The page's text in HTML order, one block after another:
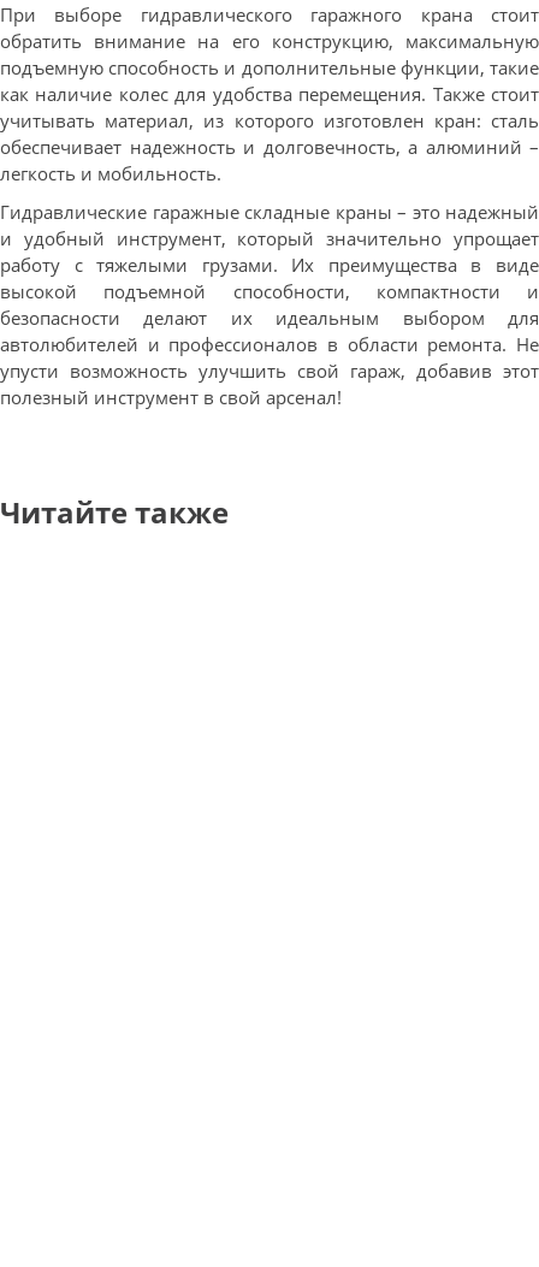
При выборе гидравлического гаражного крана стоит
обратить внимание на его конструкцию, максимальную
подъемную способность и дополнительные функции, такие
как наличие колес для удобства перемещения. Также стоит
учитывать материал, из которого изготовлен кран: сталь
обеспечивает надежность и долговечность, а алюминий –
легкость и мобильность.
Гидравлические гаражные складные краны – это надежный
и удобный инструмент, который значительно упрощает
работу с тяжелыми грузами. Их преимущества в виде
высокой подъемной способности, компактности и
безопасности делают их идеальным выбором для
автолюбителей и профессионалов в области ремонта. Не
упусти возможность улучшить свой гараж, добавив этот
полезный инструмент в свой арсенал!
Читайте также